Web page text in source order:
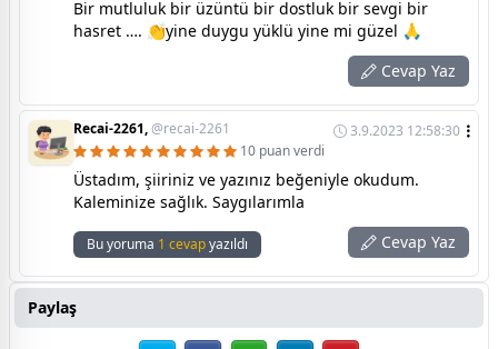
Bir mutluluk bir üzüntü bir dostluk bir sevgi bir
hasret …. 👏yine duygu yüklü yine mi güzel 🙏
Cevap Yaz
Recai-2261,@recai-2261
3.9.2023 12:58:30
10 puan verdi
Üstadım, şiiriniz ve yazınız beğeniyle okudum.
Kaleminize sağlık. Saygılarımla
Bu yoruma 1 cevapyazıldı Cevap Yaz
Paylaş